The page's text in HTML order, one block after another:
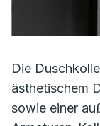
Die
ästhetischem
sowie einer